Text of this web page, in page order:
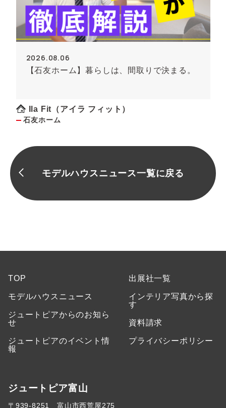
2026.08.06
【石友ホーム】暮らしは、間取りで決まる。
Ila Fit（アイラ フィット）
石友ホーム
モデルハウスニュース一覧に戻る
TOP
モデルハウスニュース
ジュートピアからのお知ら
せ
ジュートピアのイベント情
報
出展社一覧
インテリア写真から探
す
資料請求
プライバシーポリシー
ジュートピア富山
〒939-8251 富山市西荒屋275